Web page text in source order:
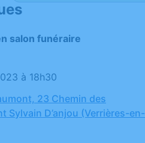
salon funéraire
à 18h30
23 Chemin des
Sylvain D’anjou (Verrières-en-